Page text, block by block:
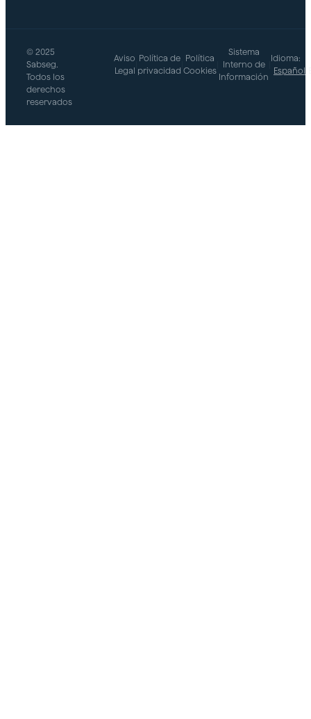
© 2025
Sabseg.
Todos los
derechos
reservados
Aviso
Legal
Política de
privacidad
Política
Cookies
Sistema
Interno de
Información
Idioma:
Español